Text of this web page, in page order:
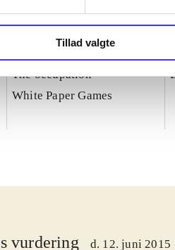
Tillad valgte
The occupation
White Paper Games
vurdering d. 12. juni 2015